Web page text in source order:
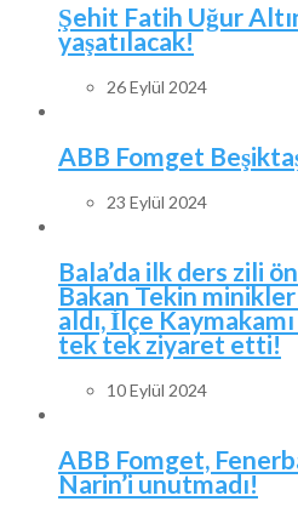
Şehit Fatih Uğur
yaşatılacak!
26 Eylül 2024
ABB Fomget
23 Eylül 2024
Bala’da ilk ders zili
Bakan Tekin
aldı, İlçe
tek tek ziyaret etti!
10 Eylül 2024
ABB Fomget,
Narin’i unutmadı!